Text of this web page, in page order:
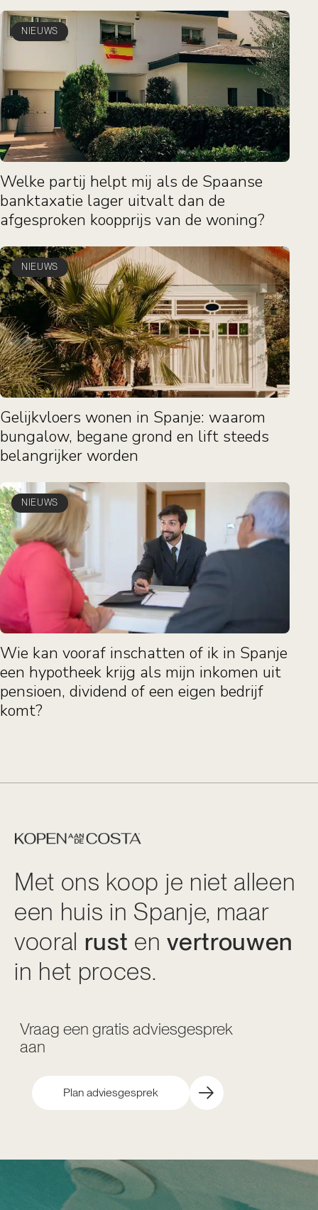
NIEUWS
Welke partij helpt mij als de Spaanse
banktaxatie lager uitvalt dan de
afgesproken koopprijs van de woning?
NIEUWS
Gelijkvloers wonen in Spanje: waarom
bungalow, begane grond en lift steeds
belangrijker worden
NIEUWS
Wie kan vooraf inschatten of ik in Spanje
een hypotheek krijg als mijn inkomen uit
pensioen, dividend of een eigen bedrijf
komt?
Met ons koop je niet alleen
een huis in Spanje, maar
vooral rust envertrouwen
in het proces.
Vraag een gratis adviesgesprek
aan
Plan adviesgesprek